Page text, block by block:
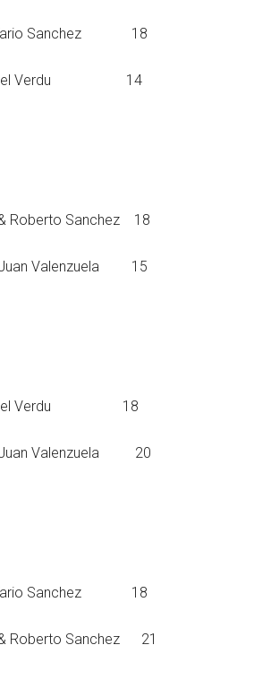
Tario Sanchez 18
Daniel Verdu 14
Roberto Sanchez 18
Juan Valenzuela 15
Daniel Verdu 18
Juan Valenzuela 20
Tario Sanchez 18
Roberto Sanchez 21